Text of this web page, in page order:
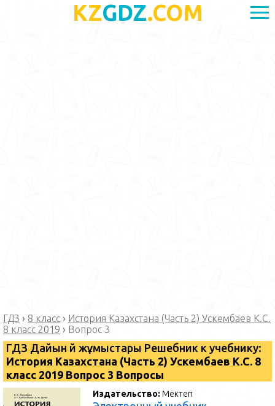
KZGDZ.COM
ГДЗ › 8 класс › История Казахстана (Часть 2) Ускембаев К.С.
8 класс 2019 › Вопрос 3
ГДЗ Дайын үй жұмыстары Решебник к учебнику:
История Казахстана (Часть 2) Ускембаев К.С. 8
класс 2019 Вопрос 3 Вопросы
Издательство: Мектеп